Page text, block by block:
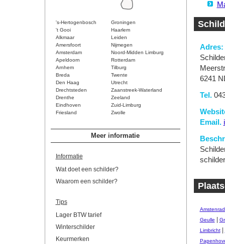
's-Hertogenbosch
Groningen
't Gooi
Haarlem
Alkmaar
Leiden
Amersfoort
Nijmegen
Amsterdam
Noord-Midden Limburg
Apeldoorn
Rotterdam
Arnhem
Tilburg
Breda
Twente
Den Haag
Utrecht
Drechtsteden
Zaanstreek-Waterland
Drenthe
Zeeland
Eindhoven
Zuid-Limburg
Friesland
Zwolle
Meer informatie
Informatie
Wat doet een schilder?
Waarom een schilder?
Tips
Lager BTW tarief
Winterschilder
Keurmerken
Adres:
6241
Tel.
Email.
Geulle
Limbricht|